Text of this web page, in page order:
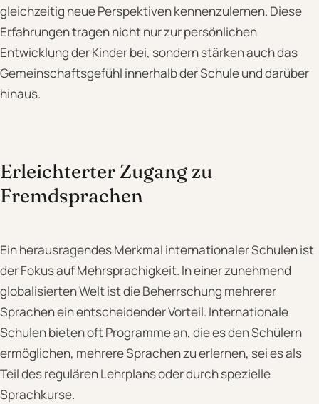
gleichzeitig neue Perspektiven kennenzulernen. Diese
Erfahrungen tragen nicht nur zur persönlichen
Entwicklung der Kinder bei, sondern stärken auch das
Gemeinschaftsgefühl innerhalb der Schule und darüber
hinaus.
Erleichterter Zugang zu
Fremdsprachen
Ein herausragendes Merkmal internationaler Schulen ist
der Fokus auf Mehrsprachigkeit. In einer zunehmend
globalisierten Welt ist die Beherrschung mehrerer
Sprachen ein entscheidender Vorteil. Internationale
Schulen bieten oft Programme an, die es den Schülern
ermöglichen, mehrere Sprachen zu erlernen, sei es als
Teil des regulären Lehrplans oder durch spezielle
Sprachkurse.